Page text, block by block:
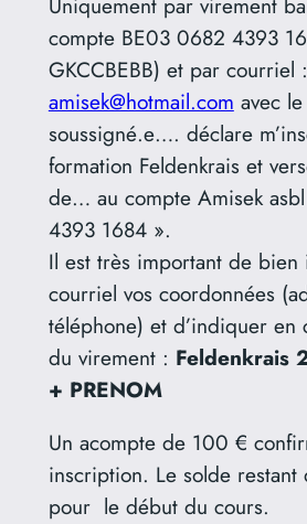
compte BE03 0682 4393
GKCCBEBB) et par courriel :
amisek@hotmail.com avec
soussigné.e…. déclare
formation Feldenkrais et
de… au compte Amisek
4393 1684 ».
Il est très important de
courriel vos coordonnées
téléphone) et d’indiquer en
du virement : Feldenkrais
+ PRENOM
Un acompte de 100 €
inscription. Le solde
pour le début du cours.